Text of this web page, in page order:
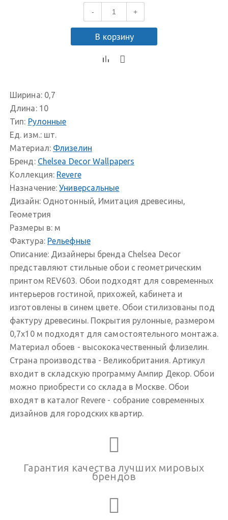
- +
В корзину
Ширина:0,7
Длина:10
Тип: Рулонные
Ед. изм.:шт.
Материал: Флизелин
Бренд: Chelsea Decor Wallpapers
Коллекция: Revere
Назначение: Универсальные
Дизайн:Однотонный, Имитация древесины,
Геометрия
Размеры в: м
Фактура: Рельефные
Описание:Дизайнеры бренда Chelsea Decor
представляют стильные обои с геометрическим
принтом REV603. Обои подходят для современных
интерьеров гостиной, прихожей, кабинета и
изготовлены в синем цвете. Обои стилизованы под
фактуру древесины. Покрытия рулонные, размером
0,7х10 м подходят для самостоятельного монтажа.
Материал обоев - высококачественный флизелин.
Страна производства - Великобритания. Артикул
входит в складскую программу Ампир Декор. Обои
можно приобрести со склада в Москве. Обои
входят в каталог Revere - собрание современных
дизайнов для городских квартир.
Гарантия качества лучших мировых
брендов